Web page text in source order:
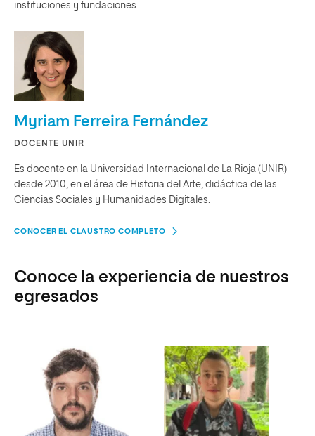
instituciones y fundaciones.
Myriam Ferreira Fernández
DOCENTE UNIR
Es docente en la Universidad Internacional de La Rioja (UNIR)
desde 2010, en el área de Historia del Arte, didáctica de las
Ciencias Sociales y Humanidades Digitales.
CONOCER EL CLAUSTRO COMPLETO
Conoce la experiencia de nuestros
egresados